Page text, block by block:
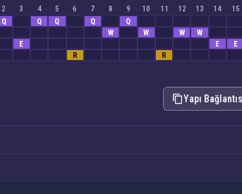
2 3 4 5 6 7 8 9 10 11 12 13 14 15
Q Q Q Q
Q
W W W
W
E E E
R R
Yapı